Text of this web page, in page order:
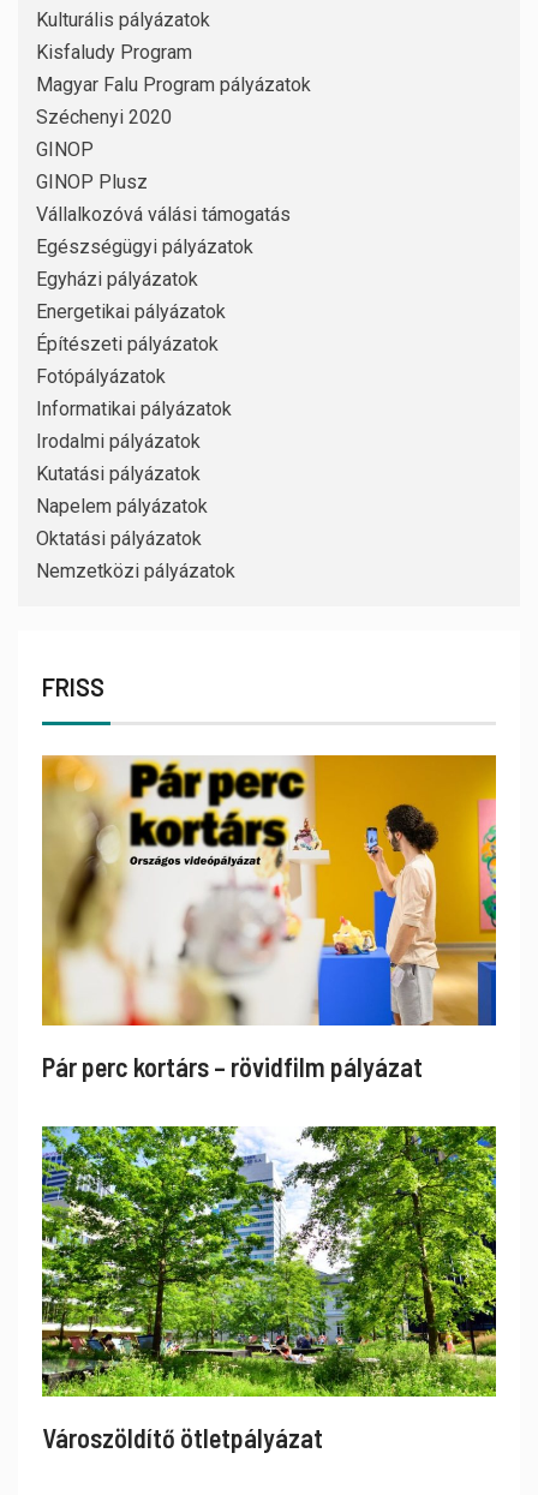
Kulturális pályázatok
Kisfaludy Program
Magyar Falu Program pályázatok
Széchenyi 2020
GINOP
GINOP Plusz
Vállalkozóvá válási támogatás
Egészségügyi pályázatok
Egyházi pályázatok
Energetikai pályázatok
Építészeti pályázatok
Fotópályázatok
Informatikai pályázatok
Irodalmi pályázatok
Kutatási pályázatok
Napelem pályázatok
Oktatási pályázatok
Nemzetközi pályázatok
FRISS
Pár perc kortárs – rövidfilm pályázat
Városzöldítő ötletpályázat